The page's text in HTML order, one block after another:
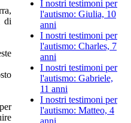
di
I nostri testimoni per
l'autismo: Giulia, 10
anni
I nostri testimoni per
l'autismo: Charles, 7
anni
I nostri testimoni per
l'autismo: Gabriele,
11 anni
I nostri testimoni per
l'autismo: Matteo, 4
anni